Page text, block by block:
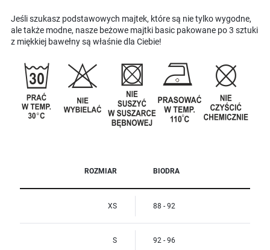
Jeśli szukasz podstawowych majtek, które są nie tylko wygodne,
ale także modne, nasze beżowe majtki basic pakowane po 3 sztuki
z miękkiej bawełny są właśnie dla Ciebie!
ROZMIAR BIODRA
XS 88 - 92
S 92 - 96